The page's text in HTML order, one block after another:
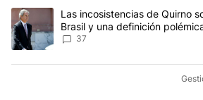
Un artículo de tendencia con el título
Las incosistencias de Quirno
Brasil y una definición
concepto antiguo"
37